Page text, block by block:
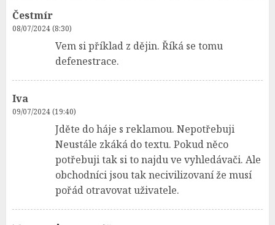
Čestmír
08/07/2024 (8:30)
Vem si příklad z dějin. Říká se tomu
defenestrace.
Iva
09/07/2024 (19:40)
Jděte do háje s reklamou. Nepotřebuji
Neustále zkáká do textu. Pokud něco
potřebuji tak si to najdu ve vyhledávači. Ale
obchodníci jsou tak necivilizovaní že musí
pořád otravovat uživatele.